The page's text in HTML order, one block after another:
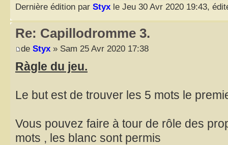
Dernière édition par Styx le Jeu 30 Avr 2020 19:43,
Re: Capillodromme 3.
de Styx » Sam 25 Avr 2020 17:38
Ràgle du jeu.
Le but est de trouver les 5 mots le
Vous pouvez faire à tour de rôle des
mots , les blanc sont permis